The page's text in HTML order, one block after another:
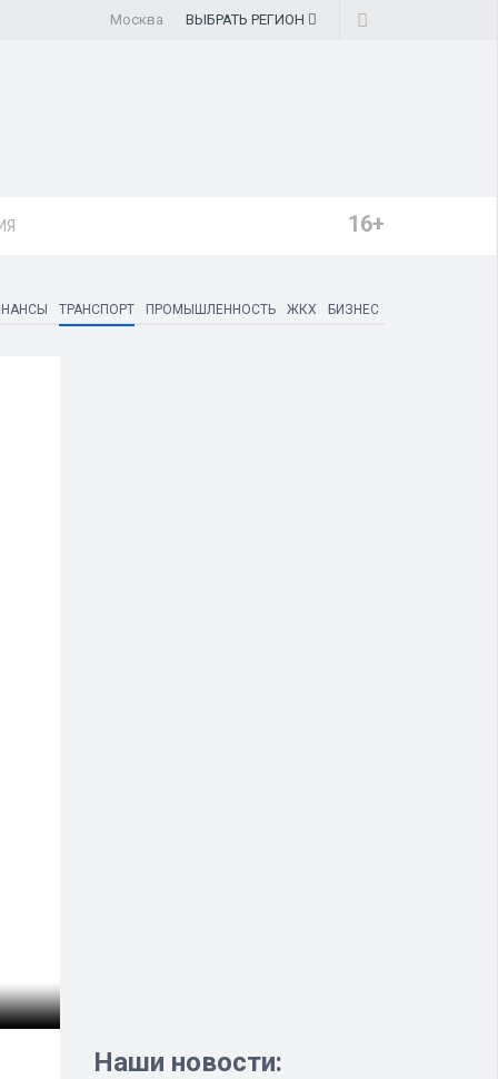
Москва ВЫБРАТЬ РЕГИОН
16+
ТРАНСПОРТ ПРОМЫШЛЕННОСТЬ ЖКХ БИЗНЕС
Наши новости: